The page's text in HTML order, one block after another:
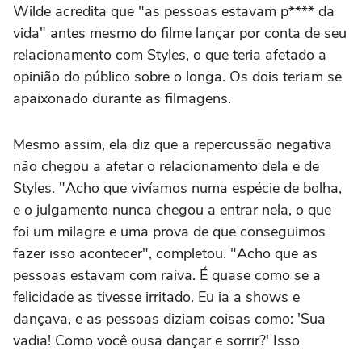
Wilde acredita que "as pessoas estavam p**** da
vida" antes mesmo do filme lançar por conta de seu
relacionamento com Styles, o que teria afetado a
opinião do público sobre o longa. Os dois teriam se
apaixonado durante as filmagens.
Mesmo assim, ela diz que a repercussão negativa
não chegou a afetar o relacionamento dela e de
Styles. "Acho que vivíamos numa espécie de bolha,
e o julgamento nunca chegou a entrar nela, o que
foi um milagre e uma prova de que conseguimos
fazer isso acontecer", completou. "Acho que as
pessoas estavam com raiva. É quase como se a
felicidade as tivesse irritado. Eu ia a shows e
dançava, e as pessoas diziam coisas como: 'Sua
vadia! Como você ousa dançar e sorrir?' Isso